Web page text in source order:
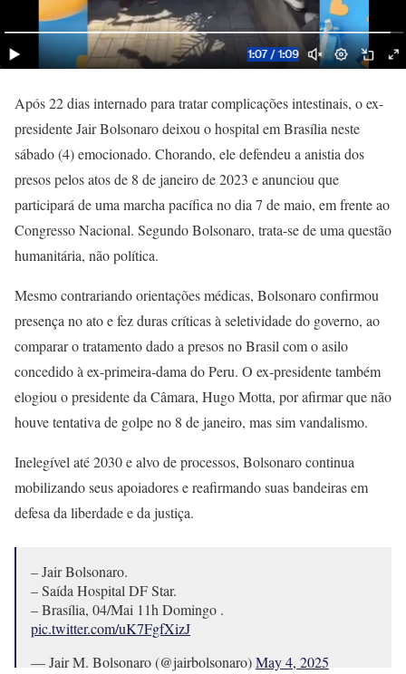
Após 22 dias internado para tratar complicações intestinais, o ex-
presidente Jair Bolsonaro deixou o hospital em Brasília neste
sábado (4) emocionado. Chorando, ele defendeu a anistia dos
presos pelos atos de 8 de janeiro de 2023 e anunciou que
participará de uma marcha pacífica no dia 7 de maio, em frente ao
Congresso Nacional. Segundo Bolsonaro, trata-se de uma questão
humanitária, não política.
Mesmo contrariando orientações médicas, Bolsonaro confirmou
presença no ato e fez duras críticas à seletividade do governo, ao
comparar o tratamento dado a presos no Brasil com o asilo
concedido à ex-primeira-dama do Peru. O ex-presidente também
elogiou o presidente da Câmara, Hugo Motta, por afirmar que não
houve tentativa de golpe no 8 de janeiro, mas sim vandalismo.
Inelegível até 2030 e alvo de processos, Bolsonaro continua
mobilizando seus apoiadores e reafirmando suas bandeiras em
defesa da liberdade e da justiça.
– Jair Bolsonaro.
– Saída Hospital DF Star.
– Brasília, 04/Mai 11h Domingo .
pic.twitter.com/uK7FgfXizJ
— Jair M. Bolsonaro (@jairbolsonaro)May 4, 2025